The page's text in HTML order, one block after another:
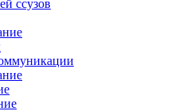
ссузов